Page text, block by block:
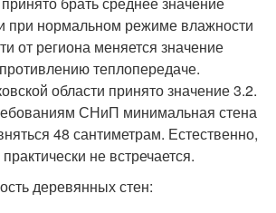
при нормальном режиме влажности
от региона меняется значение
теплопередаче.
области принято значение 3.2.
СНиП минимальная стена
48 сантиметрам. Естественно,
не встречается.
деревянных стен: